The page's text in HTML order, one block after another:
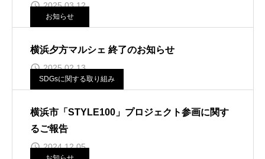
2025.03.12
お知らせ
横浜夕方マルシェ 終了のお知らせ
2025.02.13
SDGsに関する取り組み
横浜市「STYLE100」プロジェクト参画に関す
るご報告
2024.12.05